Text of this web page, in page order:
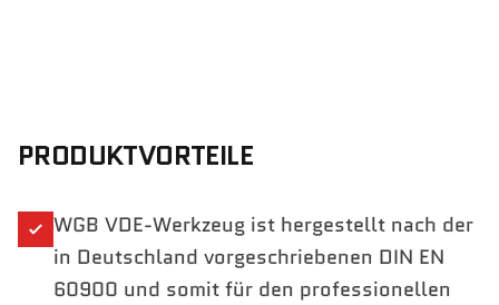
PRODUKTVORTEILE
WGB VDE-Werkzeug ist hergestellt nach der
in Deutschland vorgeschriebenen DIN EN
60900 und somit für den professionellen